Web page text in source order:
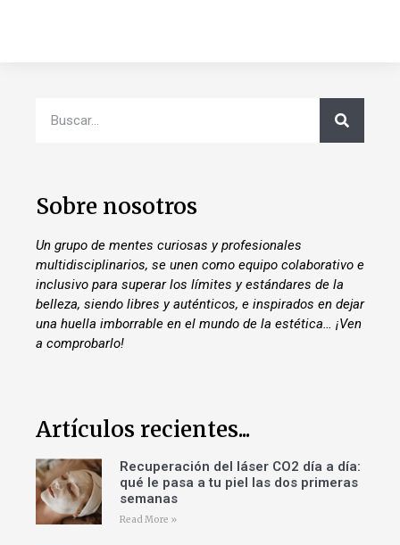
Sobre nosotros
Un grupo de mentes curiosas y profesionales
multidisciplinarios, se unen como equipo colaborativo e
inclusivo para superar los límites y estándares de la
belleza, siendo libres y auténticos, e inspirados en dejar
una huella imborrable en el mundo de la estética… ¡Ven
a comprobarlo!
Artículos recientes...
Recuperación del láser CO2 día a día:
qué le pasa a tu piel las dos primeras
semanas
Read More »